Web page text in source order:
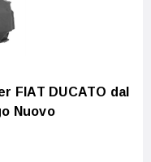
FIAT DUCATO dal
Nuovo